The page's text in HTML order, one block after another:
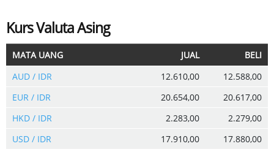
Kurs Valuta Asing
MATA UANG JUAL
BELI
AUD / IDR
12.610,00
12.588,00
EUR / IDR
20.654,00
20.617,00
HKD / IDR
2.283,00
2.279,00
USD / IDR
17.910,00
17.880,00